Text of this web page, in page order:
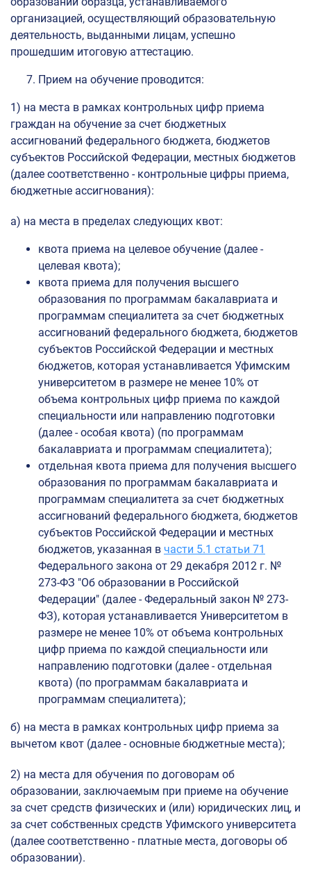
организацией, осуществляющий образовательную
деятельность, выданными лицам, успешно
прошедшим итоговую аттестацию.
Прием на обучение проводится:
1) на места в рамках контрольных цифр приема
граждан на обучение за счет бюджетных
ассигнований федерального бюджета, бюджетов
субъектов Российской Федерации, местных бюджетов
(далее соответственно - контрольные цифры приема,
бюджетные ассигнования):
а) на места в пределах следующих квот:
квота приема на целевое обучение (далее -
целевая квота);
квота приема для получения высшего
образования по программам бакалавриата и
программам специалитета за счет бюджетных
ассигнований федерального бюджета, бюджетов
субъектов Российской Федерации и местных
бюджетов, которая устанавливается Уфимским
университетом в размере не менее 10% от
объема контрольных цифр приема по каждой
специальности или направлению подготовки
(далее - особая квота) (по программам
бакалавриата и программам специалитета);
отдельная квота приема для получения высшего
образования по программам бакалавриата и
программам специалитета за счет бюджетных
ассигнований федерального бюджета, бюджетов
субъектов Российской Федерации и местных
бюджетов, указанная в части 5.1 статьи 71
Федерального закона от 29 декабря 2012 г. №
273-ФЗ "Об образовании в Российской
Федерации" (далее - Федеральный закон № 273-
ФЗ), которая устанавливается Университетом в
размере не менее 10% от объема контрольных
цифр приема по каждой специальности или
направлению подготовки (далее - отдельная
квота) (по программам бакалавриата и
программам специалитета);
б) на места в рамках контрольных цифр приема за
вычетом квот (далее - основные бюджетные места);
2) на места для обучения по договорам об
образовании, заключаемым при приеме на обучение
за счет средств физических и (или) юридических лиц, и
за счет собственных средств Уфимского университета
(далее соответственно - платные места, договоры об
образовании).